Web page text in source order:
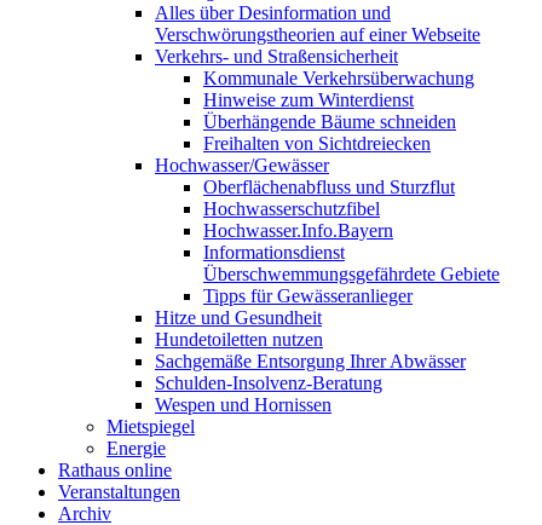
Alles über Desinformation und
Verschwörungstheorien auf einer Webseite
Verkehrs- und Straßensicherheit
Kommunale Verkehrsüberwachung
Hinweise zum Winterdienst
Überhängende Bäume schneiden
Freihalten von Sichtdreiecken
Hochwasser/Gewässer
Oberflächenabfluss und Sturzflut
Hochwasserschutzfibel
Hochwasser.Info.Bayern
Informationsdienst
Überschwemmungsgefährdete Gebiete
Tipps für Gewässeranlieger
Hitze und Gesundheit
Hundetoiletten nutzen
Sachgemäße Entsorgung Ihrer Abwässer
Schulden-Insolvenz-Beratung
Wespen und Hornissen
Mietspiegel
Energie
Rathaus online
Veranstaltungen
Archiv